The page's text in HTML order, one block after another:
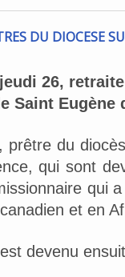
26,
Saint Eugène
du
qui sont
qui
et en
devenu